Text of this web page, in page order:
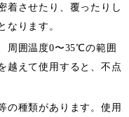
着させたり、覆ったりし
なります。
周囲温度0〜35℃の範囲
越えて使用すると、不点
の種類があります。使用